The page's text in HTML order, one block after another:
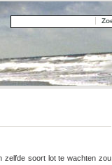
zelfde soort lot te wachten zou